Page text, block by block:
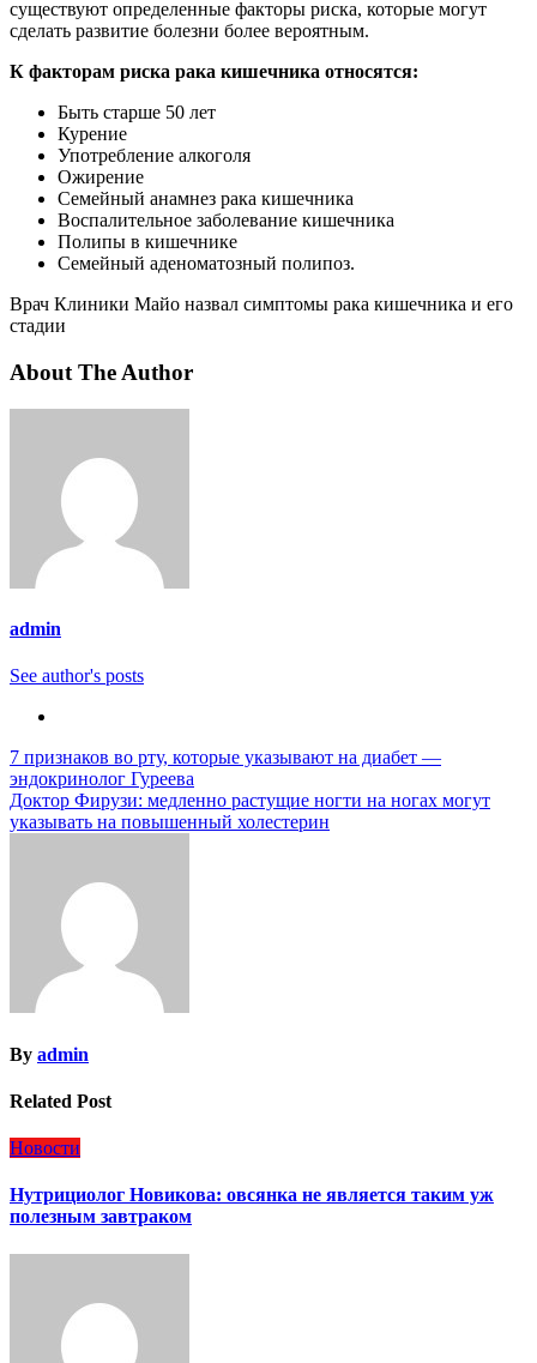
существуют определенные факторы риска, которые могут
сделать развитие болезни более вероятным.
К факторам риска рака кишечника относятся:
Быть старше 50 лет
Курение
Употребление алкоголя
Ожирение
Семейный анамнез рака кишечника
Воспалительное заболевание кишечника
Полипы в кишечнике
Семейный аденоматозный полипоз.
Врач Клиники Майо назвал симптомы рака кишечника и его
стадии
About The Author
admin
See author's posts
Навигация
по
записям
7 признаков во рту, которые указывают на диабет —
эндокринолог Гуреева
Доктор Фирузи: медленно растущие ногти на ногах могут
указывать на повышенный холестерин
By admin
Related Post
Новости
Нутрициолог Новикова: овсянка не является таким уж
полезным завтраком